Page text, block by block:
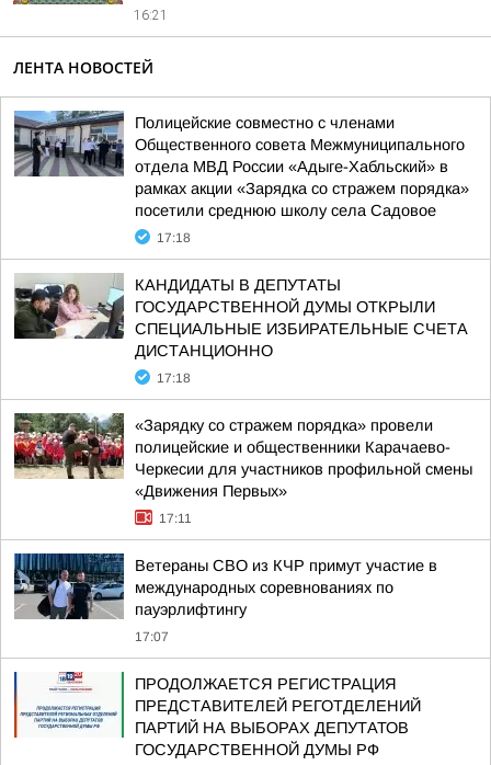
16:21
ЛЕНТА НОВОСТЕЙ
Полицейские совместно с членами
Общественного совета Межмуниципального
отдела МВД России «Адыге-Хабльский» в
рамках акции «Зарядка со стражем порядка»
посетили среднюю школу села Садовое
17:18
КАНДИДАТЫ В ДЕПУТАТЫ
ГОСУДАРСТВЕННОЙ ДУМЫ ОТКРЫЛИ
СПЕЦИАЛЬНЫЕ ИЗБИРАТЕЛЬНЫЕ СЧЕТА
ДИСТАНЦИОННО
17:18
«Зарядку со стражем порядка» провели
полицейские и общественники Карачаево-
Черкесии для участников профильной смены
«Движения Первых»
17:11
Ветераны СВО из КЧР примут участие в
международных соревнованиях по
пауэрлифтингу
17:07
ПРОДОЛЖАЕТСЯ РЕГИСТРАЦИЯ
ПРЕДСТАВИТЕЛЕЙ РЕГОТДЕЛЕНИЙ
ПАРТИЙ НА ВЫБОРАХ ДЕПУТАТОВ
ГОСУДАРСТВЕННОЙ ДУМЫ РФ